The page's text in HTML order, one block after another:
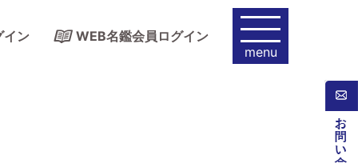
イン
WEB名鑑会員ログイン
menu